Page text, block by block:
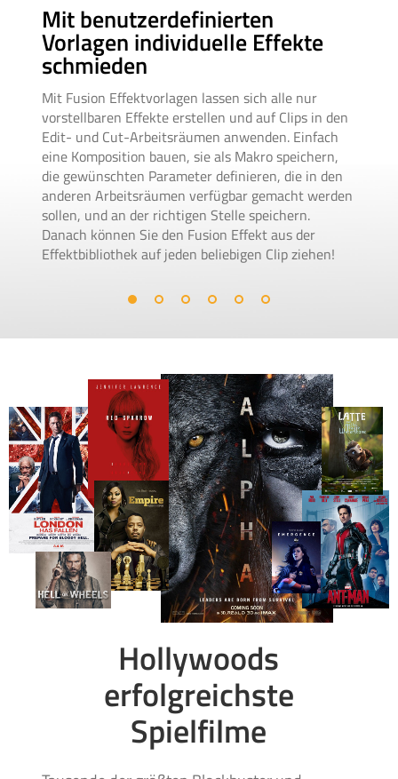
Mit benutzerdefinierten
Vorlagen individuelle Effekte
schmieden
Mit Fusion Effektvorlagen lassen sich alle nur
vorstellbaren Effekte erstellen und auf Clips in den
Edit- und Cut-Arbeitsräumen anwenden. Einfach
eine Komposition bauen, sie als Makro speichern,
die gewünschten Parameter definieren, die in den
anderen Arbeitsräumen verfügbar gemacht werden
sollen, und an der richtigen Stelle speichern.
Danach können Sie den Fusion Effekt aus der
Effektbibliothek auf jeden beliebigen Clip ziehen!
Hollywoods
erfolgreichste
Spielfilme